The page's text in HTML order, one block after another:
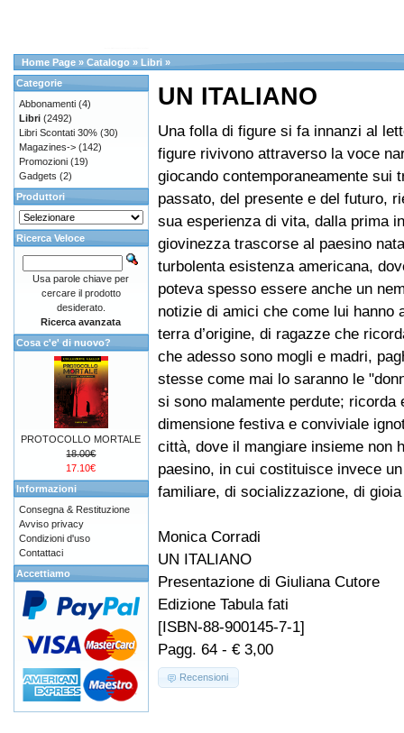
Home Page » Catalogo » Libri »
UN ITALIANO
Una folla di figure si fa innanzi al
figure rivivono attraverso la voce
giocando contemporaneamente sui
passato, del presente e del futuro,
sua esperienza di vita, dalla prima
giovinezza trascorse al paesino
turbolenta esistenza americana,
poteva spesso essere anche un
notizie di amici che come lui hanno
terra d’origine, di ragazze che
che adesso sono mogli e madri,
stesse come mai lo saranno le
si sono malamente perdute; ricorda
dimensione festiva e conviviale
città, dove il mangiare insieme non
paesino, in cui costituisce invece
familiare, di socializzazione, di
Monica Corradi
UN ITALIANO
Presentazione di Giuliana Cutore
Edizione Tabula fati
[ISBN-88-900145-7-1]
Pagg. 64 - € 3,00
Recensioni
Categorie
Abbonamenti (4)
Libri (2492)
Libri Scontati 30% (30)
Magazines-> (142)
Promozioni (19)
Gadgets (2)
Produttori
Ricerca Veloce
Usa parole chiave per
cercare il prodotto
desiderato.
Ricerca avanzata
Cosa c'e' di nuovo?
PROTOCOLLO MORTALE
18.00€
17.10€
Informazioni
Consegna & Restituzione
Avviso privacy
Condizioni d'uso
Contattaci
Accettiamo